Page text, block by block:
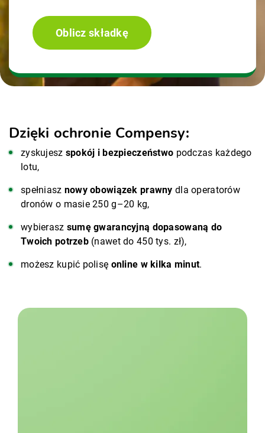
Oblicz składkę
Dzięki ochronie Compensy:
zyskujesz spokój i bezpieczeństwo podczas każdego
lotu,
spełniasz nowy obowiązek prawny dla operatorów
dronów o masie 250 g–20 kg,
wybierasz sumę gwarancyjną dopasowaną do
Twoich potrzeb(nawet do 450 tys. zł),
możesz kupić polisę online w kilka minut.